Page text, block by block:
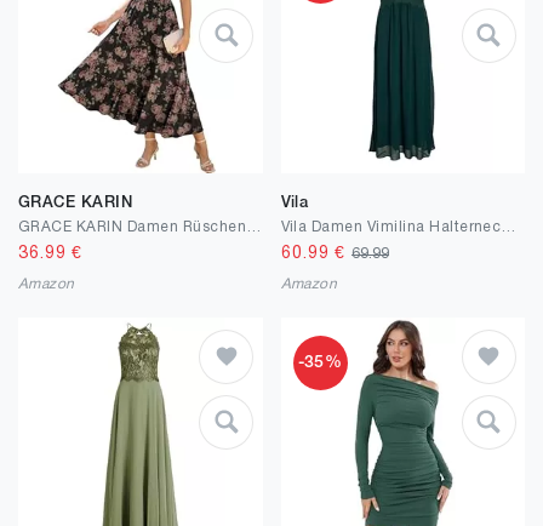
GRACE KARIN
36.99 €
Amazon
Vila
60.99 € 69.99
Amazon
-35%